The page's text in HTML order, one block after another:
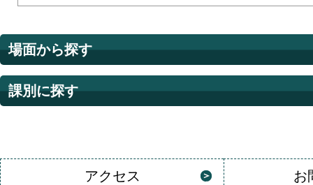
場面から探す
課別に探す
アクセス お